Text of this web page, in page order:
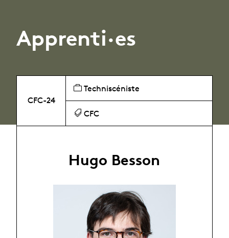
Apprenti·es
CFC-24
Techniscéniste
CFC
Hugo Besson